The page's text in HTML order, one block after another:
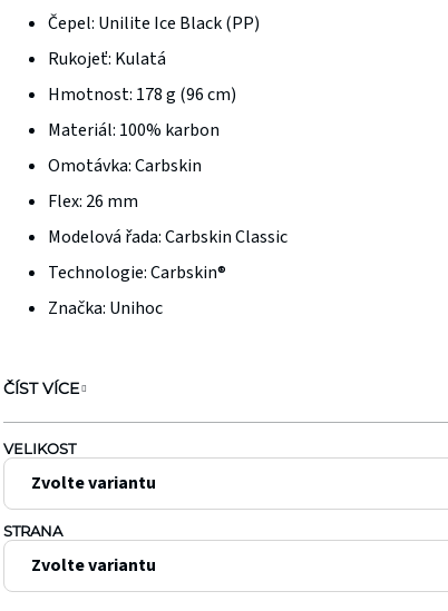
hvězdiček.
VELIKOST
STRANA
Čepel: Unilite Ice Black (PP)
Rukojeť: Kulatá
Hmotnost: 178 g (96 cm)
Materiál: 100% karbon
Omotávka:Carbskin
Flex: 26 mm
Modelová řada:Carbskin Classic
Technologie:Carbskin®
Značka: Unihoc
ČÍST VÍCE